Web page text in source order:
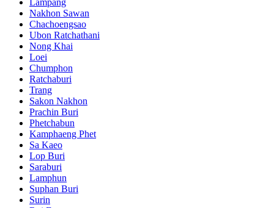
Nakhon Sawan
Chachoengsao
Ubon Ratchathani
Nong Khai
Loei
Chumphon
Ratchaburi
Trang
Sakon Nakhon
Prachin Buri
Phetchabun
Kamphaeng Phet
Sa Kaeo
Lop Buri
Saraburi
Lamphun
Suphan Buri
Surin